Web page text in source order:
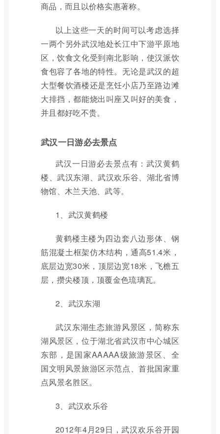
商品，而且以价格实惠著称。
以上这些一天的时间可以考虑选择
一两个另外武汉地处长江中下游平原地
区，饮食文化受到南北影响，使汉派饮
食包容了各地的特性。无论是武汉的超
大型餐饮酒楼还是烹饪小店乃至路边滩
大排挡，都能烧出叫座又叫好的美食，
并且都好吃不贵。
武汉一日游必去景点
武汉一日游必去景点有：武汉黄鹤
楼、武汉东湖、武汉欢乐谷、湖北省博
物馆、木兰天池、武等。
1、武汉黄鹤楼
黄鹤楼主楼为四边套八边形体、钢
筋混凝土框架仿木结构，通高51.4米，
底层边宽30米，顶层边宽18米，飞檐五
层，攒尖楼顶，顶覆金色琉璃瓦。
2、武汉东湖
武汉东湖生态旅游风景区，简称东
湖风景区，位于湖北省武汉市中心城区
东部，是国家AAAAA级旅游景区、全
国文明风景旅游区示范点、首批国家重
点风景名胜区。
3、武汉欢乐谷
2012年4月29日，武汉欢乐谷开园